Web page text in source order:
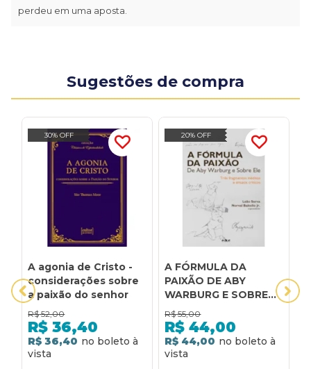
perdeu em uma aposta.
Sugestões de compra
30% OFF
A agonia de Cristo -
considerações sobre
a paixão do senhor
R$ 52,00
R$ 36,40
R$ 36,40
20% OFF
A FÓRMULA DA
PAIXÃO DE ABY
WARBURG E SOBRE
ELE - TRÊS
FRAGMENTOS
INÉDITOS E ENSAIOS
CRÍTICOS
R$ 55,00
R$ 44,00
R$ 44,00